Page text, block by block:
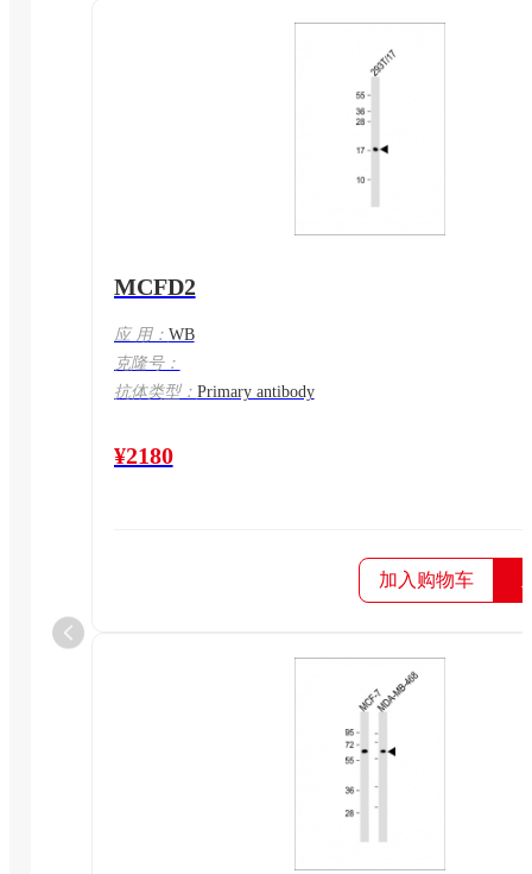
MCFD2
应 用： WB
克隆号：
抗体类型： Primary antibody
¥2180
加入购物车